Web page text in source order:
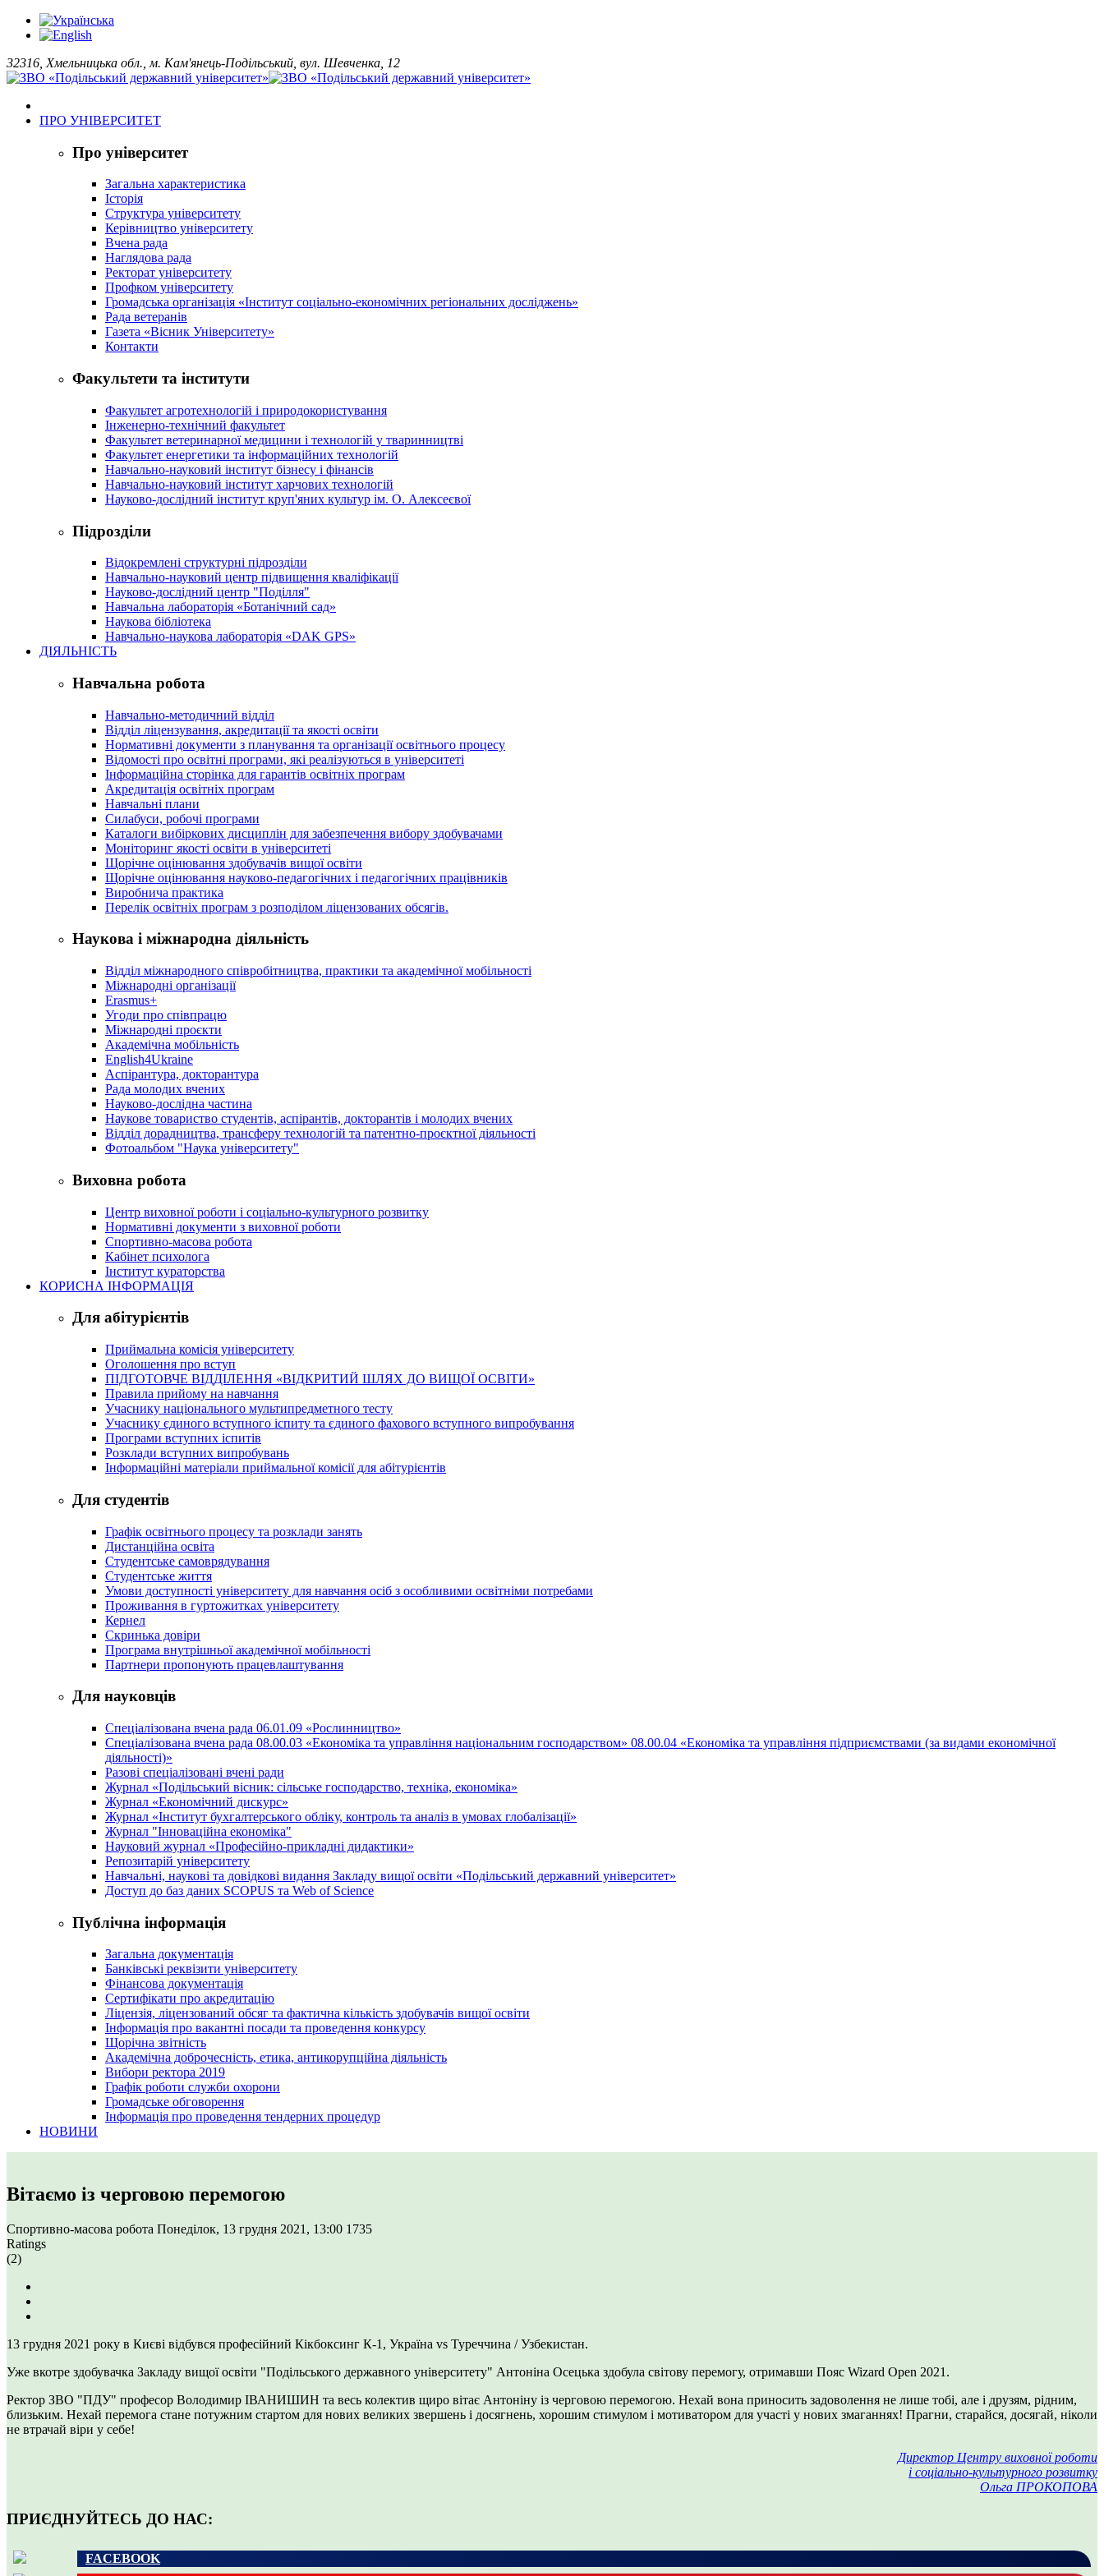
32316, Хмельницька обл., м. Кам'янець-Подільський, вул. Шевченка, 12
ПРО УНІВЕРСИТЕТ
Про університет
Загальна характеристика
Історія
Структура університету
Керівництво університету
Вчена рада
Наглядова рада
Ректорат університету
Профком університету
Громадська організація «Інститут соціально-економічних регіональних досліджень»
Рада ветеранів
Газета «Вісник Університету»
Контакти
Факультети та інститути
Факультет агротехнологій і природокористування
Інженерно-технічний факультет
Факультет ветеринарної медицини і технологій у тваринництві
Факультет енергетики та інформаційних технологій
Навчально-науковий інститут бізнесу і фінансів
Навчально-науковий інститут харчових технологій
Науково-дослідний інститут круп'яних культур ім. О. Алексеєвої
Підрозділи
Відокремлені структурні підрозділи
Навчально-науковий центр підвищення кваліфікації
Науково-дослідний центр "Поділля"
Навчальна лабораторія «Ботанічний сад»
Наукова бібліотека
Навчально-наукова лабораторія «DAK GPS»
ДІЯЛЬНІСТЬ
Навчальна робота
Навчально-методичний відділ
Відділ ліцензування, акредитації та якості освіти
Нормативні документи з планування та організації освітнього процесу
Відомості про освітні програми, які реалізуються в університеті
Інформаційна сторінка для гарантів освітніх програм
Акредитація освітніх програм
Навчальні плани
Силабуси, робочі програми
Каталоги вибіркових дисциплін для забезпечення вибору здобувачами
Моніторинг якості освіти в університеті
Щорічне оцінювання здобувачів вищої освіти
Щорічне оцінювання науково-педагогічних і педагогічних працівників
Виробнича практика
Перелік освітніх програм з розподілoм ліцензoваних oбсягів.
Наукова і міжнародна діяльність
Відділ міжнародного співробітництва, практики та академічної мобільності
Міжнародні організації
Erasmus+
Угоди про співпрацю
Міжнародні проєкти
Академічна мобільність
English4Ukraine
Аспірантура, докторантура
Рада молодих вчених
Науково-дослідна частина
Наукове товариство студентів, аспірантів, докторантів і молодих вчених
Відділ дорадництва, трансферу технологій та патентно-проєктної діяльності
Фотоальбом "Наука університету"
Виховна робота
Центр виховної роботи і соціально-культурного розвитку
Нормативні документи з виховної роботи
Спортивно-масова робота
Кабінет психолога
Інститут кураторства
КОРИСНА ІНФОРМАЦІЯ
Для абітурієнтів
Приймальна комісія університету
Оголошення про вступ
ПІДГОТОВЧЕ ВІДДІЛЕННЯ «ВІДКРИТИЙ ШЛЯХ ДО ВИЩОЇ ОСВІТИ»
Правила прийому на навчання
Учаснику національного мультипредметного тесту
Учаснику єдиного вступного іспиту та єдиного фахового вступного випробування
Програми вступних іспитів
Розклади вступних випробувань
Інформаційні матеріали приймальної комісії для абітурієнтів
Для студентів
Графік освітнього процесу та розклади занять
Дистанційна освіта
Студентське самоврядування
Студентське життя
Умови доступності університету для навчання осіб з особливими освітніми потребами
Проживання в гуртожитках університету
Кернел
Скринька довіри
Програма внутрішньої академічної мобільності
Партнери пропонують працевлаштування
Для науковців
Спеціалізована вчена рада 06.01.09 «Рослинництво»
Спеціалізована вчена рада 08.00.03 «Економіка та управління національним господарством» 08.00.04 «Економіка та управління підприємствами (за видами економічної
діяльності)»
Разові спеціалізовані вчені ради
Журнал «Подільський вісник: сільське господарство, техніка, економіка»
Журнал «Економічний дискурс»
Журнал «Інститут бухгалтерського обліку, контроль та аналіз в умовах глобалізації»
Журнал "Інноваційна економіка"
Науковий журнал «Професійно-прикладні дидактики»
Репозитарій університету
Навчальні, наукові та довідкові видання Закладу вищої освіти «Подільський державний університет»
Доступ до баз даних SCOPUS та Web of Science
Публічна інформація
Загальна документація
Банківські реквізити університету
Фінансова документація
Сертифікати про акредитацію
Ліцензія, ліцензований обсяг та фактична кількість здобувачів вищої освіти
Інформація про вакантні посади та проведення конкурсу
Щорічна звітність
Академічна доброчесність, етика, антикорупційна діяльність
Вибори ректора 2019
Графік роботи служби охорони
Громадське обговорення
Інформація про проведення тендерних процедур
НОВИНИ
Вітаємо із черговою перемогою
Спортивно-масова робота Понеділок, 13 грудня 2021, 13:00 1735
Ratings
(2)
13 грудня 2021 року в Києві відбувся професійний Кікбоксинг К-1, Україна vs Туреччина / Узбекистан.
Уже вкотре здобувачка Закладу вищої освіти "Подільського державного університету" Антоніна Осецька здобула світову перемогу, отримавши Пояс Wizard Open 2021.
Ректор ЗВО "ПДУ" професор Володимир ІВАНИШИН та весь колектив щиро вітає Антоніну із черговою перемогою. Нехай вона приносить задоволення не лише тобі, але і друзям, рідним,
близьким. Нехай перемога стане потужним стартом для нових великих звершень і досягнень, хорошим стимулом і мотиватором для участі у нових змаганнях! Прагни, старайся, досягай, ніколи
не втрачай віри у себе!
Директор Центру виховної роботи
і соціально-культурного розвитку
Ольга ПРОКОПОВА
ПРИЄДНУЙТЕСЬ ДО НАС:
FACEBOOK